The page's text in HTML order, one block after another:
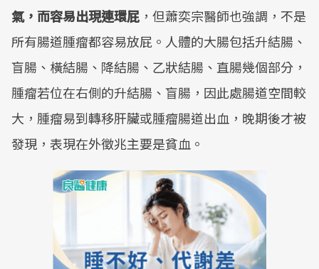
氣，而容易出現連環屁 ，但蕭奕宗醫師也強調，不是
所有腸道腫瘤都容易放屁。人體的大腸包括升結腸、
盲腸、橫結腸、降結腸、乙狀結腸、直腸幾個部分，
腫瘤若位在右側的升結腸、盲腸，因此處腸道空間較
大，腫瘤易到轉移肝臟或腫瘤腸道出血，晚期後才被
發現，表現在外徵兆主要是貧血。